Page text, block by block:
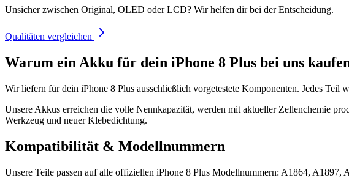
Unsicher zwischen Original, OLED oder LCD? Wir helfen dir bei der Entscheidung.
Qualitäten vergleichen
Warum ein Akku für dein iPhone 8 Plus bei uns
Wir liefern für dein iPhone 8 Plus ausschließlich vorgetestete Komponenten. Jedes
Unsere Akkus erreichen die volle Nennkapazität, werden mit aktueller Zellenchemie
Werkzeug und neuer Klebedichtung.
Kompatibilität & Modellnummern
Unsere Teile passen auf alle offiziellen iPhone 8 Plus Modellnummern: A1864,